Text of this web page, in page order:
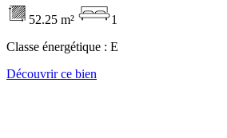
52.25 m²
1
Classe énergétique : E
Découvrir ce bien